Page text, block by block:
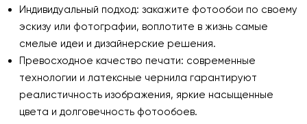
Индивидуальный подход: закажите фотообои по своему
эскизу или фотографии, воплотите в жизнь самые
смелые идеи и дизайнерские решения.
Превосходное качество печати: современные
технологии и латексные чернила гарантируют
реалистичность изображения, яркие насыщенные
цвета и долговечность фотообоев.